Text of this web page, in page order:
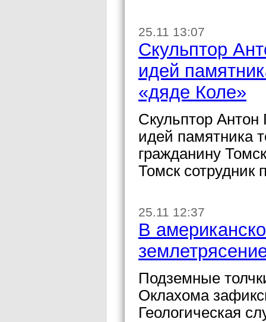
25.11 13:07
Скульптор
идей
«дяде Коле»
Скульптор Антон
идей памятника
гражданину
Томск сотрудник
25.11 12:37
В
Подземные
Оклахома
Геологическая